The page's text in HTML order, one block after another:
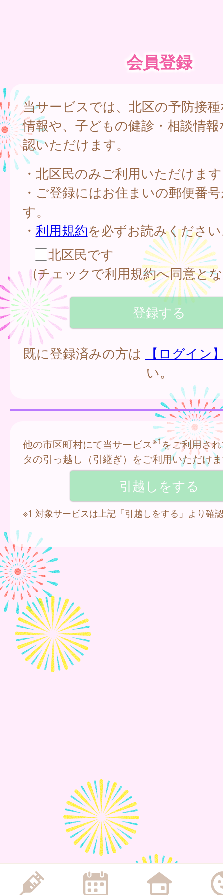
会員登録
当サービスでは、北区の予防接
情報や、子どもの健診・相談情
認いただけます。
・北区民のみご利用いただけま
・ご登録にはお住まいの郵便番
す。
・ 利用規約を必ずお読みくださ
北区民です
(チェックで利用規約へ同意と
既に登録済みの方は
【ログイン
い。
他の市区町村にて当サービス※1をご利用さ
タの引っ越し（引継ぎ）をご利用いただけ
※1 対象サービスは上記「引越しをする」より確